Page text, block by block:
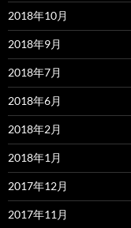
2018年10月
2018年9月
2018年7月
2018年6月
2018年2月
2018年1月
2017年12月
2017年11月